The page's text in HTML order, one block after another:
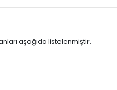
aşağıda listelenmiştir.